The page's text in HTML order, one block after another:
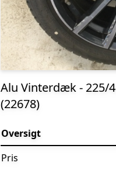
Alu Vinterdæk - 225/
(22678)
Oversigt
Pris